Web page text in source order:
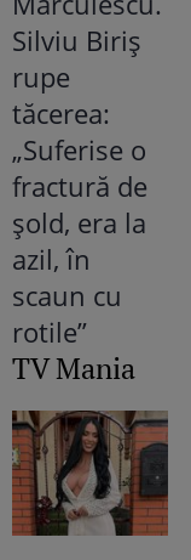
TV Mania